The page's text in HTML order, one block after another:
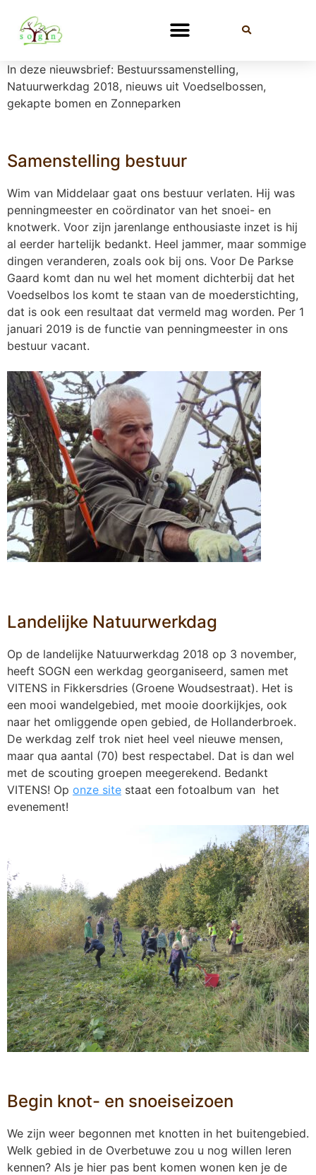
In deze nieuwsbrief: Bestuurssamenstelling,
Natuurwerkdag 2018, nieuws uit Voedselbossen,
gekapte bomen en Zonneparken
Samenstelling bestuur
Wim van Middelaar gaat ons bestuur verlaten. Hij was
penningmeester en coördinator van het snoei- en
knotwerk. Voor zijn jarenlange enthousiaste inzet is hij
al eerder hartelijk bedankt. Heel jammer, maar sommige
dingen veranderen, zoals ook bij ons. Voor De Parkse
Gaard komt dan nu wel het moment dichterbij dat het
Voedselbos los komt te staan van de moederstichting,
dat is ook een resultaat dat vermeld mag worden. Per 1
januari 2019 is de functie van penningmeester in ons
bestuur vacant.
Landelijke Natuurwerkdag
Op de landelijke Natuurwerkdag 2018 op 3 november,
heeft SOGN een werkdag georganiseerd, samen met
VITENS in Fikkersdries (Groene Woudsestraat). Het is
een mooi wandelgebied, met mooie doorkijkjes, ook
naar het omliggende open gebied, de Hollanderbroek.
De werkdag zelf trok niet heel veel nieuwe mensen,
maar qua aantal (70) best respectabel. Dat is dan wel
met de scouting groepen meegerekend. Bedankt
VITENS! Op onze site staat een fotoalbum van het
evenement!
Begin knot- en snoeiseizoen
We zijn weer begonnen met knotten in het buitengebied.
Welk gebied in de Overbetuwe zou u nog willen leren
kennen? Als je hier pas bent komen wonen ken je de